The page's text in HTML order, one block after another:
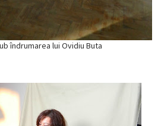
îndrumarea lui Ovidiu Buta